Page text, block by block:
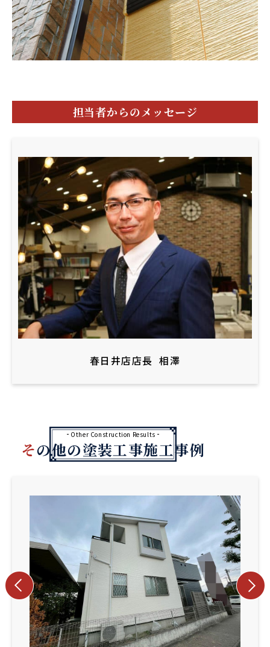
担当者からのメッセージ
春日井店店長 相澤
Other Construction Results
その他の塗装工事施工事例